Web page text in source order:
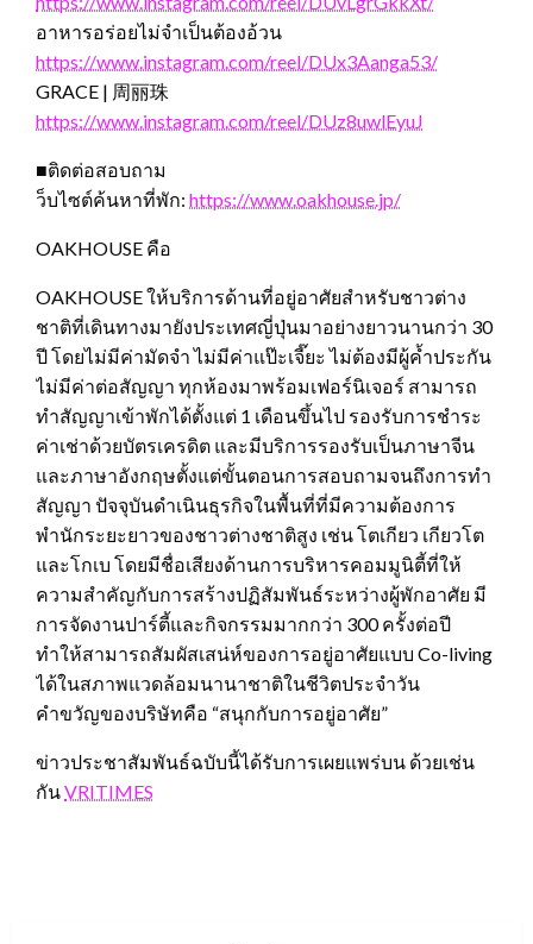
อาหารอร่อยไม่จำเป็นต้องอ้วน
https://www.instagram.com/reel/DUx3Aanga53/
GRACE | 周丽珠
https://www.instagram.com/reel/DUz8uwlEyuJ
■ติดต่อสอบถาม
ว็บไซต์ค้นหาที่พัก: https://www.oakhouse.jp/
OAKHOUSE คือ
OAKHOUSE ให้บริการด้านที่อยู่อาศัยสำหรับชาวต่าง
ชาติที่เดินทางมายังประเทศญี่ปุ่นมาอย่างยาวนานกว่า 30
ปี โดยไม่มีค่ามัดจำ ไม่มีค่าแป๊ะเจี๊ยะ ไม่ต้องมีผู้ค้ำประกัน
ไม่มีค่าต่อสัญญา ทุกห้องมาพร้อมเฟอร์นิเจอร์ สามารถ
ทำสัญญาเข้าพักได้ตั้งแต่ 1 เดือนขึ้นไป รองรับการชำระ
ค่าเช่าด้วยบัตรเครดิต และมีบริการรองรับเป็นภาษาจีน
และภาษาอังกฤษตั้งแต่ขั้นตอนการสอบถามจนถึงการทำ
สัญญา ปัจจุบันดำเนินธุรกิจในพื้นที่ที่มีความต้องการ
พำนักระยะยาวของชาวต่างชาติสูง เช่น โตเกียว เกียวโต
และโกเบ โดยมีชื่อเสียงด้านการบริหารคอมมูนิตี้ที่ให้
ความสำคัญกับการสร้างปฏิสัมพันธ์ระหว่างผู้พักอาศัย มี
การจัดงานปาร์ตี้และกิจกรรมมากกว่า 300 ครั้งต่อปี
ทำให้สามารถสัมผัสเสน่ห์ของการอยู่อาศัยแบบ Co-living
ได้ในสภาพแวดล้อมนานาชาติในชีวิตประจำวัน
คำขวัญของบริษัทคือ “สนุกกับการอยู่อาศัย”
ข่าวประชาสัมพันธ์ฉบับนี้ได้รับการเผยแพร่บน ด้วยเช่น
กันVRITIMES